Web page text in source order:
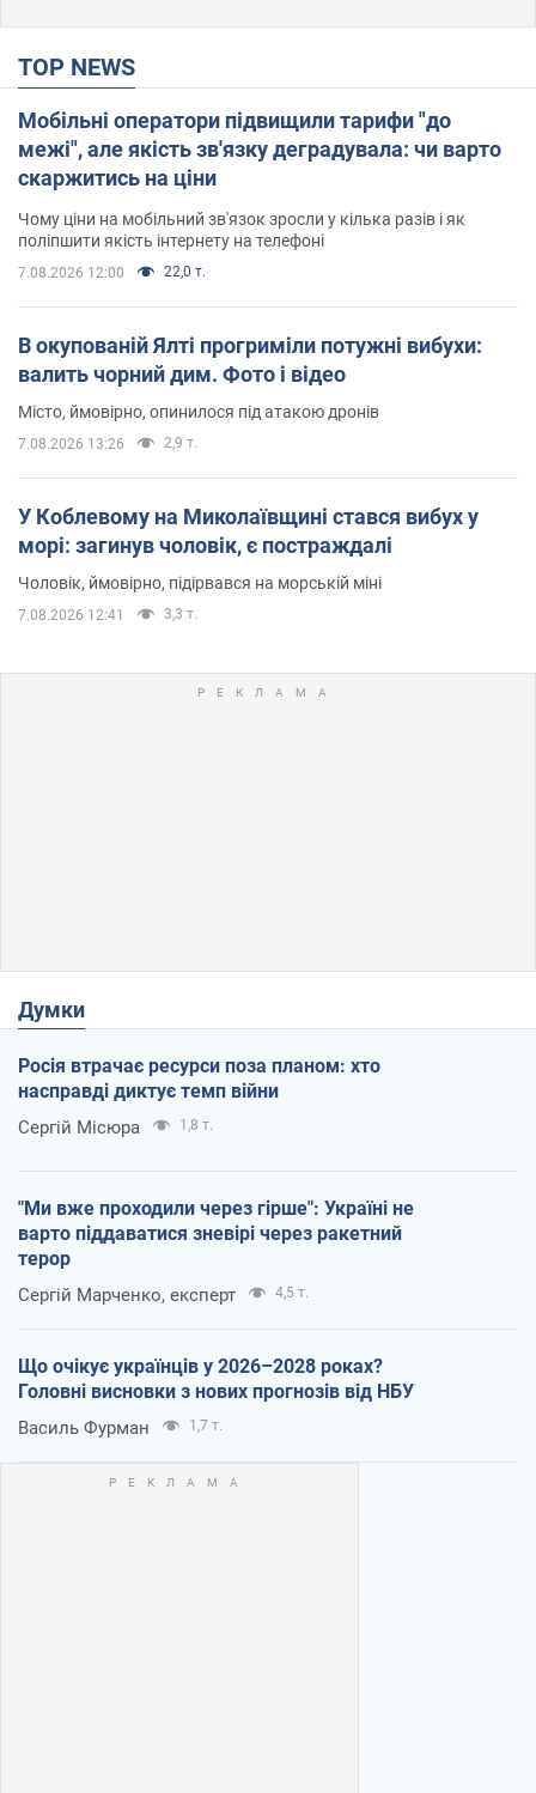
TOP NEWS
Мобільні оператори підвищили тарифи "до
межі", але якість зв'язку деградувала: чи варто
скаржитись на ціни
Чому ціни на мобільний зв'язок зросли у кілька разів і як
поліпшити якість інтернету на телефоні
7.08.2026 12:00 22,0 т.
В окупованій Ялті прогриміли потужні вибухи:
валить чорний дим. Фото і відео
Місто, ймовірно, опинилося під атакою дронів
7.08.2026 13:26 2,9 т.
У Коблевому на Миколаївщині стався вибух у
морі: загинув чоловік, є постраждалі
Чоловік, ймовірно, підірвався на морській міні
7.08.2026 12:41 3,3 т.
Думки
Росія втрачає ресурси поза планом: хто
насправді диктує темп війни
Сергій Місюра 1,8 т.
"Ми вже проходили через гірше": Україні не
варто піддаватися зневірі через ракетний
терор
Сергій Марченко, експерт 4,5 т.
Що очікує українців у 2026–2028 роках?
Головні висновки з нових прогнозів від НБУ
Василь Фурман 1,7 т.